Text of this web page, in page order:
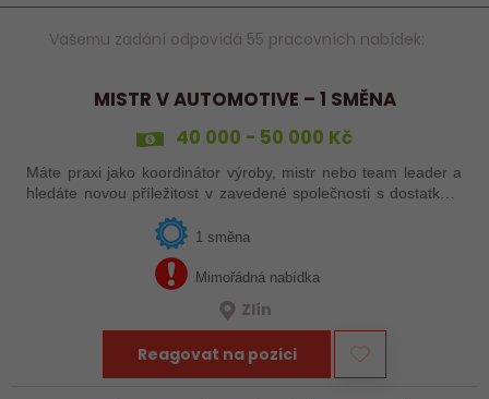
Vašemu zadání odpovídá 55 pracovních nabídek:
MISTR V AUTOMOTIVE – 1 SMĚNA
40 000 - 50 000 Kč
Máte praxi jako koordinátor výroby, mistr nebo team leader a
hledáte novou příležitost v zavedené společnosti s dostatkem
zakázek a bohatou nabídkou firemních benefitů?
1 směna
Mimořádná nabídka
Zlín
Reagovat na pozici